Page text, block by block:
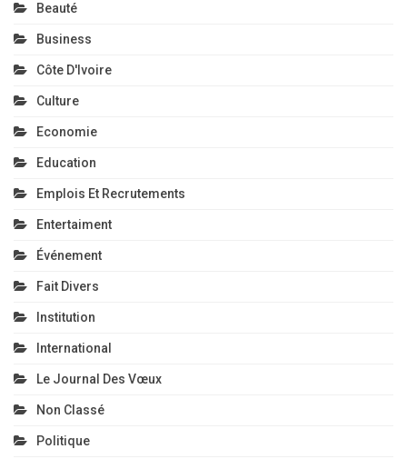
Beauté
Business
Côte D'Ivoire
Culture
Economie
Education
Emplois Et Recrutements
Entertaiment
Événement
Fait Divers
Institution
International
Le Journal Des Vœux
Non Classé
Politique